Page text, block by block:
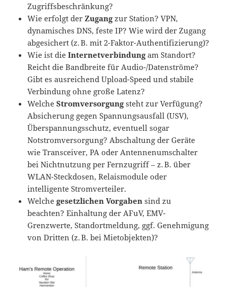
Zugriffsbeschränkung?
Wie erfolgt der Zugangzur Station? VPN,
dynamisches DNS, feste IP? Wie wird der Zugang
abgesichert (z. B. mit 2-Faktor-Authentifizierung)?
Wie ist dieInternetverbindungam Standort?
Reicht die Bandbreite für Audio-/Datenströme?
Gibt es ausreichend Upload-Speed und stabile
Verbindung ohne große Latenz?
WelcheStromversorgungsteht zur Verfügung?
Absicherung gegen Spannungsausfall (USV),
Überspannungsschutz, eventuell sogar
Notstromversorgung? Abschaltung der Geräte
wie Transceiver, PA oder Antennenumschalter
bei Nichtnutzung per Fernzugriff – z. B. über
WLAN-Steckdosen, Relaismodule oder
intelligente Stromverteiler.
Welchegesetzlichen Vorgaben sind zu
beachten? Einhaltung der AFuV, EMV-
Grenzwerte, Standortmeldung, ggf. Genehmigung
von Dritten (z. B. bei Mietobjekten)?